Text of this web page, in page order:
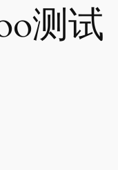
测试